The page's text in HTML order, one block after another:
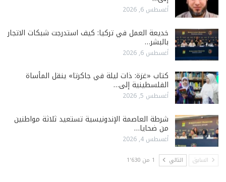
أغسطس 6, 2026
خديعة العمل في تركيا: كيف استدرجت شبكات الاتجار
بالبشر…
أغسطس 6, 2026
كتاب «غزة: ذات ليلة في جاكرتا» ينقل المأساة
الفلسطينية إلى…
أغسطس 5, 2026
شرطة العاصمة الإندونيسية تستعيد ثلاثة مواطنين
من ضحايا…
أغسطس 4, 2026
السابق التالي 1 من 1٬630